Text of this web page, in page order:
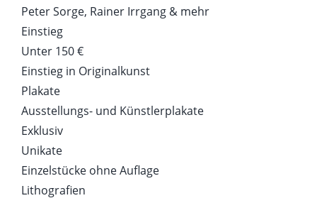
Peter Sorge, Rainer Irrgang & mehr
Einstieg
Unter 150 €
Einstieg in Originalkunst
Plakate
Ausstellungs- und Künstlerplakate
Exklusiv
Unikate
Einzelstücke ohne Auflage
Lithografien